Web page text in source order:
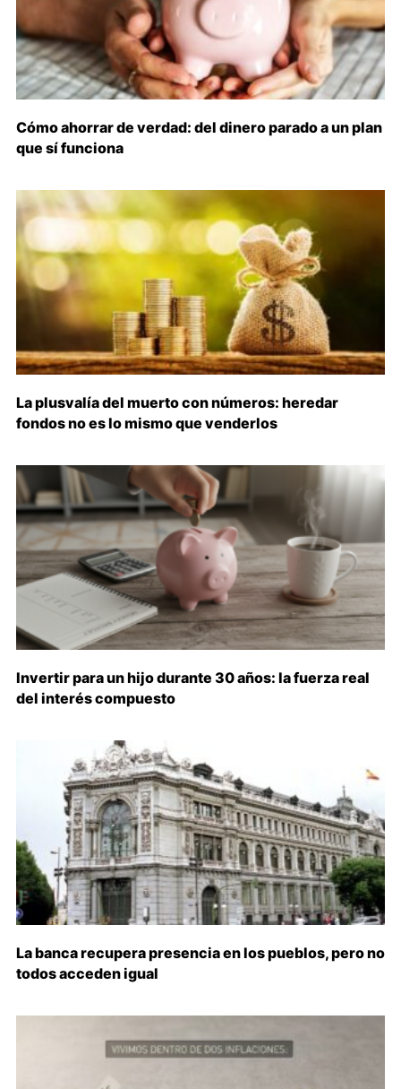
Cómo ahorrar de verdad: del dinero parado a un plan
que sí funciona
La plusvalía del muerto con números: heredar
fondos no es lo mismo que venderlos
Invertir para un hijo durante 30 años: la fuerza real
del interés compuesto
La banca recupera presencia en los pueblos, pero no
todos acceden igual